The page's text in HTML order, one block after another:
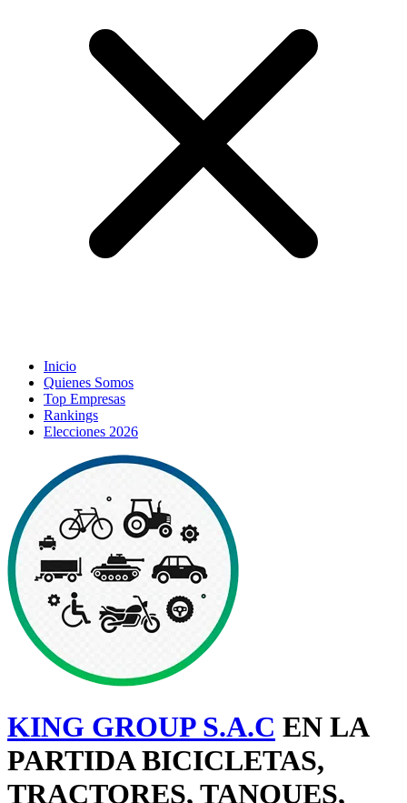
Inicio
Quienes Somos
Top Empresas
Rankings
Elecciones 2026
KING GROUP S.A.C EN LA
PARTIDA BICICLETAS,
TRACTORES, TANQUES,